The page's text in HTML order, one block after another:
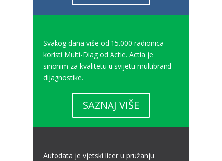
Svakog dana više od 15.000 radionica
koristi Multi-Diag od Actie. Actia je
sinonim za kvalitetu u svijetu multibrand
dijagnostike.
SAZNAJ VIŠE
Autodata je vjetski lider u pružanju